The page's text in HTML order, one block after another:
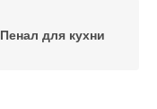
Пенал для кухни